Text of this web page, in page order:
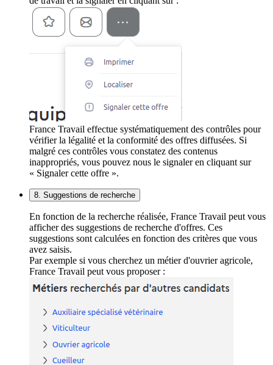
France Travail effectue systématiquement des contrôles pour
vérifier la légalité et la conformité des offres diffusées. Si
malgré ces contrôles vous constatez des contenus
inappropriés, vous pouvez nous le signaler en cliquant sur
« Signaler cette offre ».
8. Suggestions de recherche
En fonction de la recherche réalisée, France Travail peut vous
afficher des suggestions de recherche d'offres. Ces
suggestions sont calculées en fonction des critères que vous
avez saisis.
Par exemple si vous cherchez un métier d'ouvrier agricole,
France Travail peut vous proposer :